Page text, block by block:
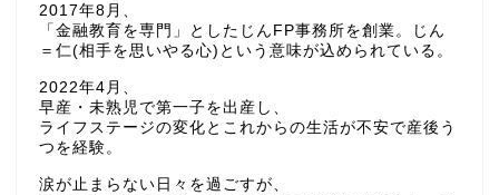
2017年8月、
「金融教育を専門」としたじんFP事務所を創業。じん
＝仁(相手を思いやる心)という意味が込められている。
2022年4月、
早産・未熟児で第一子を出産し、
ライフステージの変化とこれからの生活が不安で産後う
つを経験。
涙が止まらない日々を過ごすが、